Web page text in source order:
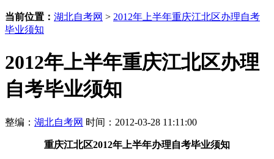
当前位置： 湖北自考网 > 2012年上半年重庆江北区办理自考
毕业须知
2012年上半年重庆江北区办理
自考毕业须知
整编： 湖北自考网 时间：2012-03-28 11:11:00
重庆江北区2012年上半年办理自考毕业须知